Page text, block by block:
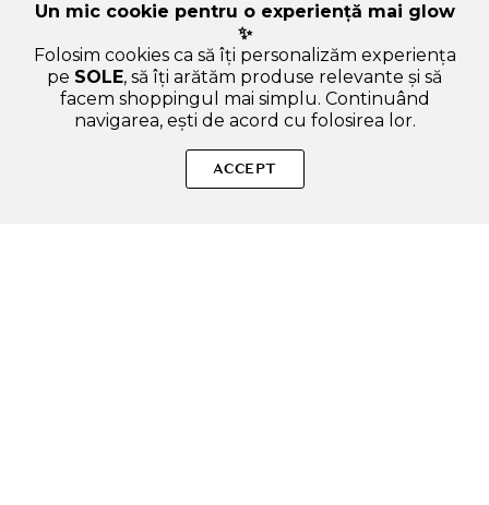
LAB 1025 Dokdo Toner tonic exfoliant pentru fata - hidratare
intensa si echilibrare sebum, 100 ml. Dacă ai și alte curiozități,
Un mic cookie pentru o experiență mai glow
✨
Folosim cookies ca să îți personalizăm experiența
pe SOLE, să îți arătăm produse relevante și să
facem shoppingul mai simplu. Continuând
navigarea, ești de acord cu folosirea lor.
ACCEPT